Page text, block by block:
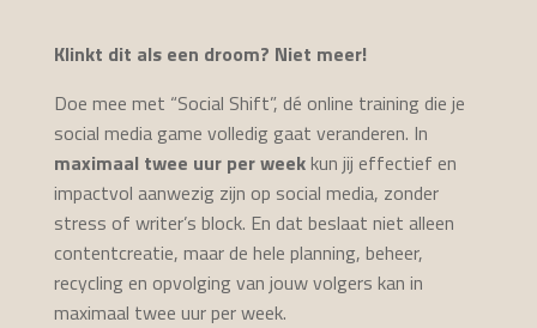
Klinkt dit als een droom? Niet meer!
Doe mee met “Social Shift”, dé online training die je
social media game volledig gaat veranderen. In
maximaal twee uur per weekkun jij effectief en
impactvol aanwezig zijn op social media, zonder
stress of writer’s block. En dat beslaat niet alleen
contentcreatie, maar de hele planning, beheer,
recycling en opvolging van jouw volgers kan in
maximaal twee uur per week.